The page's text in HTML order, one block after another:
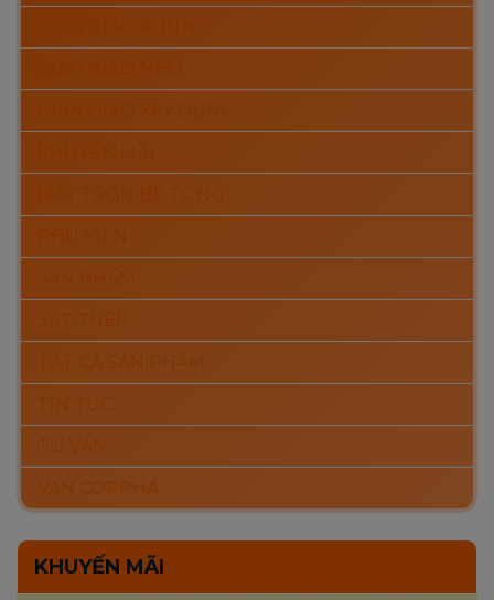
VÁN COPPHA
KHUYẾN MÃI